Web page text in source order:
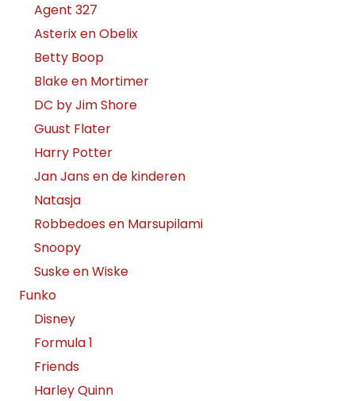
Agent 327
Asterix en Obelix
Betty Boop
Blake en Mortimer
DC by Jim Shore
Guust Flater
Harry Potter
Jan Jans en de kinderen
Natasja
Robbedoes en Marsupilami
Snoopy
Suske en Wiske
Funko
Disney
Formula 1
Friends
Harley Quinn